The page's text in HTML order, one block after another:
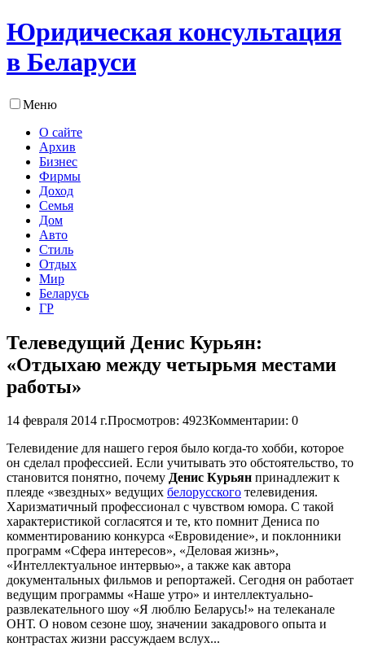
Юридическая консультация
в Беларуси
Меню
О сайте
Архив
Бизнес
Фирмы
Доход
Семья
Дом
Авто
Стиль
Отдых
Мир
Беларусь
ГР
Телеведущий Денис Курьян:
«Отдыхаю между четырьмя местами
работы»
14 февраля 2014 г.Просмотров: 4923Комментарии: 0
Телевидение для нашего героя было когда-то хобби, которое
он сделал профессией. Если учитывать это обстоятельство, то
становится понятно, почему Денис Курьян принадлежит к
плеяде «звездных» ведущих белорусского телевидения.
Харизматичный профессионал с чувством юмора. С такой
характеристикой согласятся и те, кто помнит Дениса по
комментированию конкурса «Евровидение», и поклонники
программ «Сфера интересов», «Деловая жизнь»,
«Интеллектуальное интервью», а также как автора
документальных фильмов и репортажей. Сегодня он работает
ведущим программы «Наше утро» и интеллектуально-
развлекательного шоу «Я люблю Беларусь!» на телеканале
ОНТ. О новом сезоне шоу, значении закадрового опыта и
контрастах жизни рассуждаем вслух...